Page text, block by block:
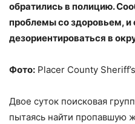
обратились в полицию.
проблемы со здоровьем, и
дезориентироваться в
Фото: Placer County
Двое суток поисковая
пытаясь найти пропавшую